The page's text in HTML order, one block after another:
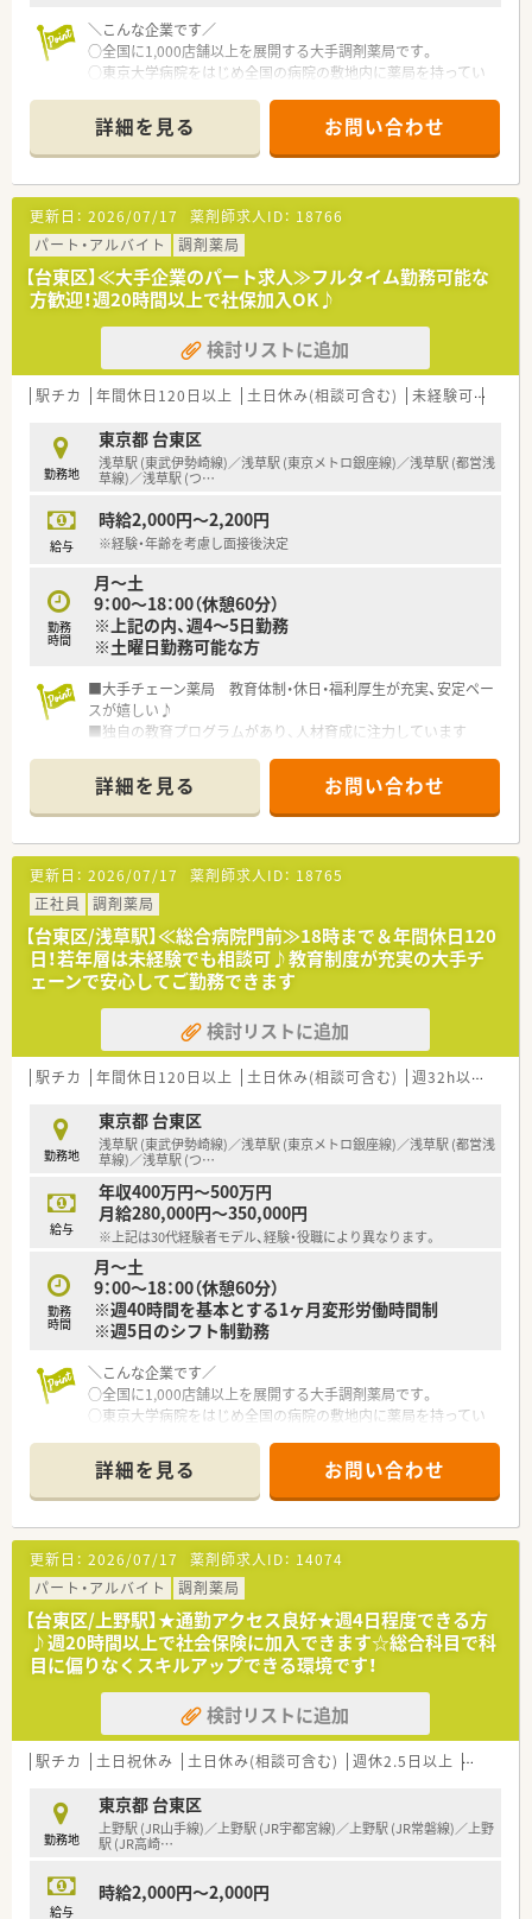
＼こんな企業です／
○全国に1,000店舗以上を展開する大手調剤薬局です。
○東京大学病院をはじめ全国の病院の敷地内に薬局を持ってい
病診薬連携を強化することで、地域にお住いの患者様に高度な医
療の提供を実現しています。
○全店「同一の機械・システム」を採用しており、且つ処方箋の応
需内容が多岐にわたる（敷地内・病院門前・医療モール・CL門前）
ので、スキルUPしたい方にはお勧めもです。
○長期就業＆自己研讃を続ける事で給与があがる仕組みになっ
ており、将来的に高年収も狙う事が出来ます。
○インターネットを使って処方薬の飲み方を遠隔指導する「オン
ライン服薬指導」、今後も病院の「敷地内薬局」の推進、女性客の
取り込みを狙う店舗でデザインの一新。
M&Aによる店舗拡大と業界のリーディングカンパニーとして成
長を続けています。
○どの店舗も、最新システムが整っています！
〇「社員第一主義」を掲げている同社では、福利厚生面が手厚く
年間休日120日以上、「連続休暇制度（年に1回、最大9連休を取得
できる制度）」等
してくれる制度が充実しています。
〇社員割引制度、財形貯蓄制度、スポーツジム優待等が受けられ
〇産休・育休・時短勤務者2,097人以上等、どれも業界トップクラ
スの実績!
産休、育休取得はもちろんのこと、育児短時間勤務制度を実施
育児休業より復帰後、1日最大2時間短縮して勤務できる制度で
法律では3歳までですが、同社では小学校就学時までの期間利用
可能♪
詳細を見る お問い合わせ
更新日： 2026/07/17 薬剤師求人ID： 18766
パート・アルバイト
調剤薬局
【台東区】≪大手企業のパート求人≫フルタイム勤務可能な
方歓迎！週20時間以上で社保加入OK♪
検討リストに追加
駅チカ 年間休日120日以上 土日休み(相談可含む) 未経験可
勤務地
東京都 台東区
浅草駅 (東武伊勢崎線)／浅草駅 (東京メトロ銀座線)／浅草駅 (都営浅
草線)／浅草駅 (つ…
給与
時給2,000円～2,200円
※経験・年齢を考慮し面接後決定
勤務
時間
月～土
9：00～18：00（休憩60分）
※上記の内、週4～5日勤務
※土曜日勤務可能な方
■大手チェーン薬局 教育体制・休日・福利厚生が充実、安定ペー
スが嬉しい♪
■独自の教育プログラムがあり、人材育成に注力しています
を持って取り組めます
調剤薬局勤務が初めての方、調剤に自信のない方も、導入研修が
あり安心です
■最新設備完備 過誤防止システムや、その他機器が充実！業務の
サポート体制がしっかりしているので効率的＆安心してお仕事
に集中できます
■産休育休制度や育児時短勤務制度など子育てとの両立を応援
しています
詳細を見る お問い合わせ
更新日： 2026/07/17 薬剤師求人ID： 18765
正社員
調剤薬局
【台東区/浅草駅】≪総合病院門前≫18時まで＆年間休日120
日！若年層は未経験でも相談可♪教育制度が充実の大手チ
ェーンで安心してご勤務できます
検討リストに追加
駅チカ 年間休日120日以上 土日休み(相談可含む) 週32h以上
勤務地
東京都 台東区
浅草駅 (東武伊勢崎線)／浅草駅 (東京メトロ銀座線)／浅草駅 (都営浅
草線)／浅草駅 (つ…
給与
年収400万円～500万円
月給280,000円～350,000円
※上記は30代経験者モデル、経験・役職により異なります。
勤務
時間
月～土
9：00～18：00（休憩60分）
※週40時間を基本とする1ヶ月変形労働時間制
※週5日のシフト制勤務
＼こんな企業です／
○全国に1,000店舗以上を展開する大手調剤薬局です。
○東京大学病院をはじめ全国の病院の敷地内に薬局を持ってい
病診薬連携を強化することで、地域にお住いの患者様に高度な医
療の提供を実現しています。
○全店「同一の機械・システム」を採用しており、且つ処方箋の応
需内容が多岐にわたる（敷地内・病院門前・医療モール・CL門前）
ので、スキルUPしたい方にはお勧めもです。
○長期就業＆自己研讃を続ける事で給与があがる仕組みになっ
ており、将来的に高年収も狙う事が出来ます。
○インターネットを使って処方薬の飲み方を遠隔指導する「オン
ライン服薬指導」、今後も病院の「敷地内薬局」の推進、女性客の
取り込みを狙う店舗でデザインの一新。
M&Aによる店舗拡大と業界のリーディングカンパニーとして成
長を続けています。
○どの店舗も、最新システムが整っています！
＼福利厚生／
年間休日120日以上、「連続休暇制度（年に1回、最大9連休を取得
できる制度）」等
プライベートも充実出来る様にワークライフバランスを後押し
〇社員割引制度、財形貯蓄制度、スポーツジム優待等が受けられ
る他、提携の保養施設は全国に40ヵ所あります。
詳細を見る お問い合わせ
更新日： 2026/07/17 薬剤師求人ID： 14074
パート・アルバイト
調剤薬局
【台東区/上野駅】★通勤アクセス良好★週4日程度できる方
♪週20時間以上で社会保険に加入できます☆総合科目で科
目に偏りなくスキルアップできる環境です！
検討リストに追加
駅チカ 土日祝休み 土日休み(相談可含む) 週休2.5日以上 残業な
勤務地
東京都 台東区
上野駅 (JR山手線)／上野駅 (JR宇都宮線)／上野駅 (JR常磐線)／上野
駅 (JR高崎…
給与
時給2,000円～2,000円